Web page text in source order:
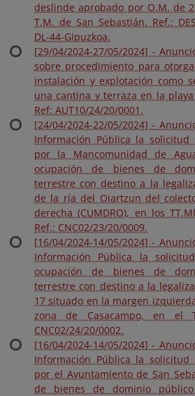
deslinde aprobado por O.M. de
T.M. de San Sebastián. Ref.:
DL-44-Gipuzkoa.
[29/04/2024-27/05/2024] -
sobre procedimiento para
instalación y explotación como
una cantina y terraza en la
Ref: AUT10/24/20/0001.
[24/04/2024-22/05/2024] -
Información Pública la solicitud
por la Mancomunidad de
ocupación de bienes de
terrestre con destino a la
de la ría del Oiartzun del
derecha (CUMDRO), en los
Ref.: CNC02/23/20/0009.
[16/04/2024-14/05/2024] -
Información Pública la
ocupación de bienes de
terrestre con destino a la
17 situado en la margen
zona de Casacampo, en el
CNC02/24/20/0002.
[16/04/2024-14/05/2024] -
Información Pública la solicitud
por el Ayuntamiento de San
de bienes de dominio